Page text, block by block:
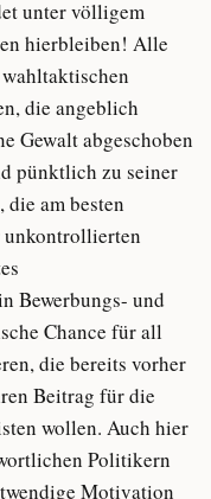
unter völligem
hierbleiben! Alle
die angeblich
Gewalt abgeschoben
pünktlich zu seiner
am besten
unkontrollierten
Bewerbungs- und
Chance für all
die bereits vorher
Beitrag für die
wollen. Auch hier
Politikern
Motivation